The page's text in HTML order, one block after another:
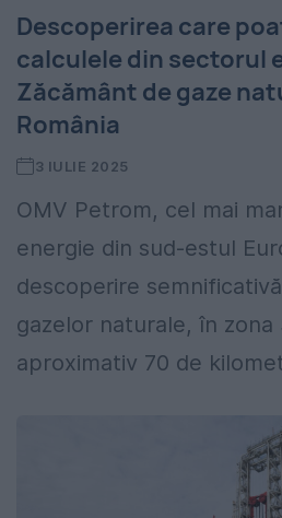
Descoperirea care
calculele din sectorul
Zăcământ de gaze
România
3 IULIE 2025
OMV Petrom, cel mai
energie din sud-estul
descoperire
gazelor naturale, în zona
aproximativ 70 de